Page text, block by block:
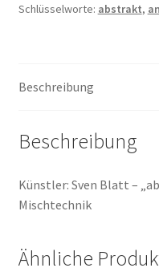
Schlüsselworte: abstrakt,
Beschreibung
Beschreibung
Künstler: Sven Blatt –
Mischtechnik
Ähnliche